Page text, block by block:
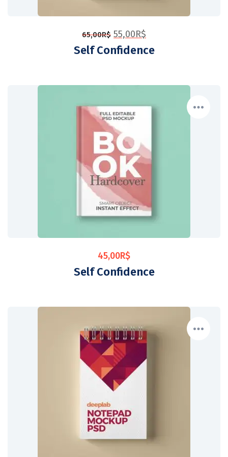
65,00R$ 55,00R$
Self Confidence
45,00R$
Self Confidence